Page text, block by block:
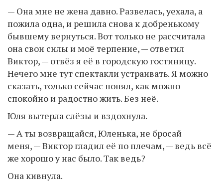
— Она мне не жена давно. Развелась, уехала, а
пожила одна, и решила снова к добренькому
бывшему вернуться. Вот только не рассчитала
она свои силы и моё терпение, — ответил
Виктор, — отвёз я её в городскую гостиницу.
Нечего мне тут спектакли устраивать. Я можно
сказать, только сейчас понял, как можно
спокойно и радостно жить. Без неё.
Юля вытерла слёзы и вздохнула.
— А ты возвращайся, Юленька, не бросай
меня, — Виктор гладил её по плечам, — ведь всё
же хорошо у нас было. Так ведь?
Она кивнула.